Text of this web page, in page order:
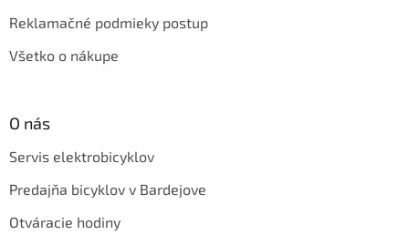
Reklamačné podmieky postup
Všetko o nákupe
O nás
Servis elektrobicyklov
Predajňa bicyklov v Bardejove
Otváracie hodiny